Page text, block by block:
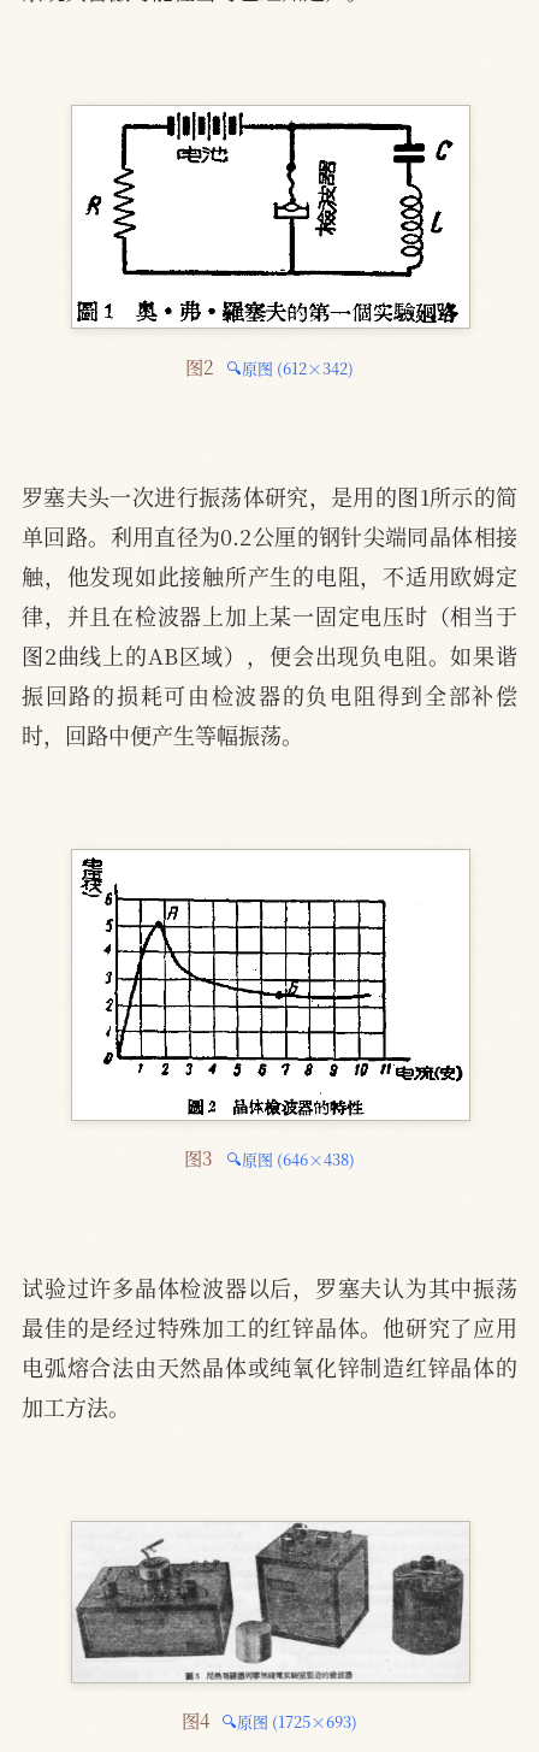
图2 🔍原图 (612×342)
罗塞夫头一次进行振荡体研究，是用的图1所示的简
单回路。利用直径为0.2公厘的钢针尖端同晶体相接
触，他发现如此接触所产生的电阻，不适用欧姆定
律，并且在检波器上加上某一固定电压时（相当于
图2曲线上的AB区域），便会出现负电阻。如果谐
振回路的损耗可由检波器的负电阻得到全部补偿
时，回路中便产生等幅振荡。
图3 🔍原图 (646×438)
试验过许多晶体检波器以后，罗塞夫认为其中振荡
最佳的是经过特殊加工的红锌晶体。他研究了应用
电弧熔合法由天然晶体或纯氧化锌制造红锌晶体的
加工方法。
图4 🔍原图 (1725×693)